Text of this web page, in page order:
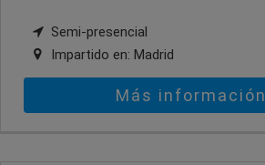
Semi-presencial
Impartido en: Madrid
Más información